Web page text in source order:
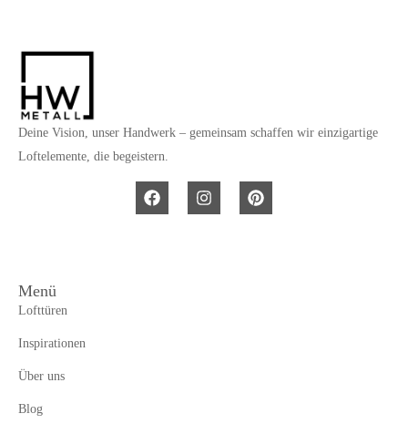
Deine Vision, unser Handwerk – gemeinsam schaffen wir einzigartige
Loftelemente, die begeistern.
Menü
Lofttüren
Inspirationen
Über uns
Blog